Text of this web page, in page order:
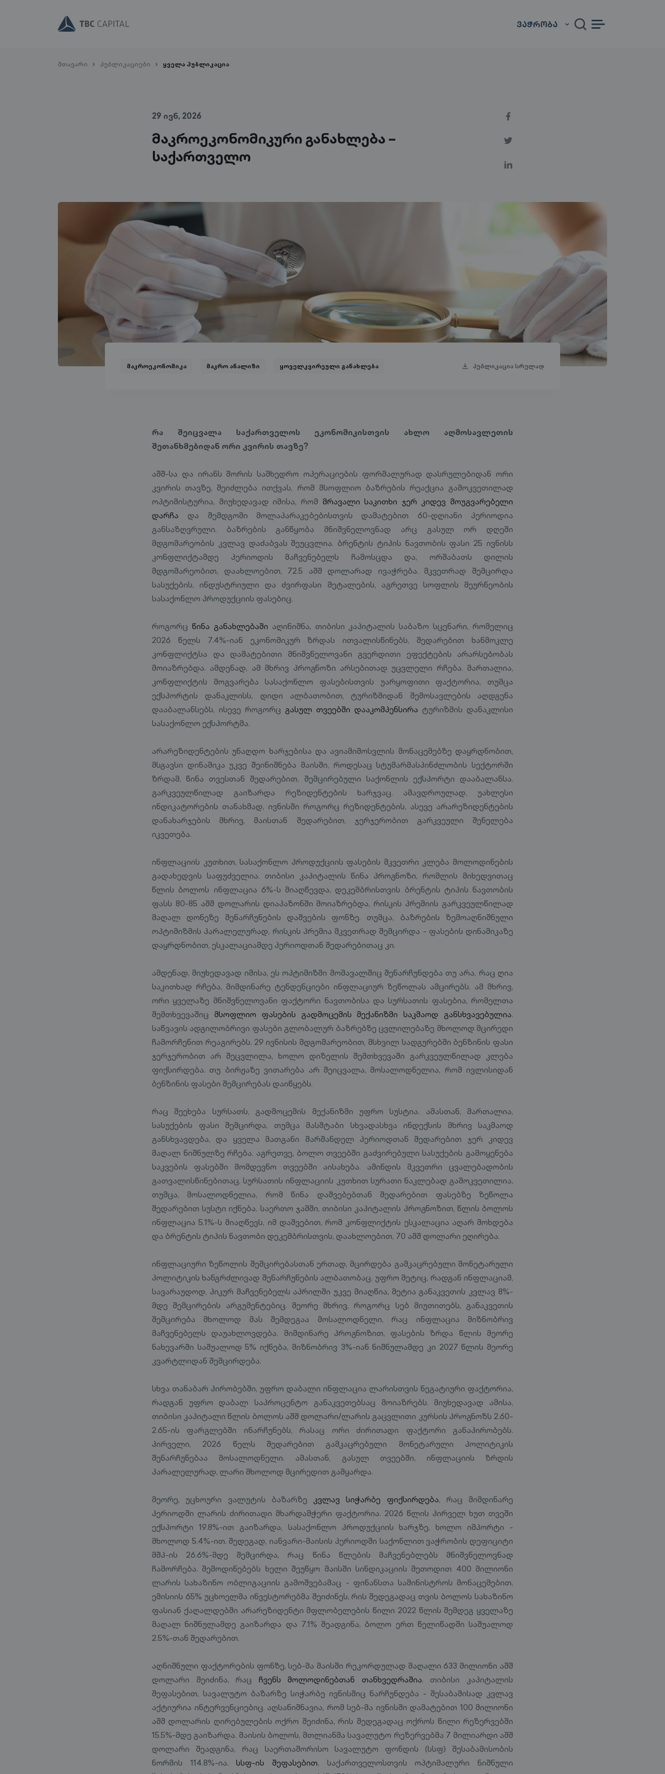
ᲕᲐᲭᲠᲝᲑᲐ
მთავარი პუბლიკაციები ყველა პუბლიკაცია
29 ივნ, 2026
მაკროეკონომიკური განახლება –
საქართველო
მაკროეკონომიკა მაკრო ანალიზი ყოველკვირეული განახლება პუბლიკაცია სრულად
რა შეიცვალა საქართველოს ეკონომიკისთვის ახლო აღმოსავლეთის
შეთანხმებიდან ორი კვირის თავზე?
აშშ-სა და ირანს შორის სამხედრო ოპერაციების ფორმალურად დასრულებიდან ორი
კვირის თავზე, შეიძლება ითქვას, რომ მსოფლიო ბაზრების რეაქცია გამოკვეთილად
ოპტიმისტურია, მიუხედავად იმისა, რომ მრავალი საკითხი ჯერ კიდევ მოუგვარებელი
დარჩა და შემდგომი მოლაპარაკებებისთვის დამატებით 60-დღიანი პერიოდია
განსაზღვრული. ბაზრების განწყობა მნიშვნელოვნად არც გასულ ორ დღეში
მდგომარეობის კვლავ დაძაბვას შეუცვლია. ბრენტის ტიპის ნავთობის ფასი 25 ივნისს
კონფლიქტამდე პერიოდის მაჩვენებელს ჩამოსცდა და, ორშაბათს დილის
მდგომარეობით, დაახლოებით, 72.5 აშშ დოლარად ივაჭრება. მკვეთრად შემცირდა
სასუქების, ინდუსტრიული და ძვირფასი მეტალების, აგრეთვე სოფლის მეურნეობის
სასაქონლო პროდუქციის ფასებიც.
როგორც წინა განახლებაში აღინიშნა, თიბისი კაპიტალის საბაზო სცენარი, რომელიც
2026 წელს 7.4%-იან ეკონომიკურ ზრდას ითვალისწინებს, შედარებით ხანმოკლე
კონფლიქტსა და დამატებითი მნიშვნელოვანი გვერდითი ეფექტების არარსებობას
მოიაზრებდა. ამდენად, ამ მხრივ პროგნოზი არსებითად უცვლელი რჩება. მართალია,
კონფლიქტის მოგვარება სასაქონლო ფასებისთვის უარყოფითი ფაქტორია, თუმცა
ექსპორტის დანაკლისს, დიდი ალბათობით, ტურიზმიდან შემოსავლების აღდგენა
დააბალანსებს, ისევე როგორც გასულ თვეებში დააკომპენსირა ტურიზმის დანაკლისი
სასაქონლო ექსპორტმა.
არარეზიდენტების უნაღდო ხარჯებისა და ავიამიმოსვლის მონაცემებზე დაყრდნობით,
მსგავსი დინამიკა უკვე შეინიშნება მაისში, როდესაც სტუმარმასპინძლობის სექტორში
ზრდამ, წინა თვესთან შედარებით, შემცირებული საქონლის ექსპორტი დააბალანსა.
გარკვეულწილად გაიზარდა რეზიდენტების ხარჯვაც. ამავდროულად, უახლესი
ინდიკატორების თანახმად, ივნისში როგორც რეზიდენტების, ასევე არარეზიდენტების
დანახარჯების მხრივ, მაისთან შედარებით, ჯერჯერობით გარკვეული შენელება
იკვეთება.
ინფლაციის კუთხით, სასაქონლო პროდუქციის ფასების მკვეთრი კლება მოლოდინების
გადახედვის საფუძველია. თიბისი კაპიტალის წინა პროგნოზი, რომლის მიხედვითაც
წლის ბოლოს ინფლაცია 6%-ს მიაღწევდა, დეკემბრისთვის ბრენტის ტიპის ნავთობის
ფასს 80-85 აშშ დოლარის დიაპაზონში მოიაზრებდა, რისკის პრემიის გარკვეულწილად
მაღალ დონეზე შენარჩუნების დაშვების ფონზე. თუმცა, ბაზრების ზემოაღნიშნული
ოპტიმიზმის პარალელურად, რისკის პრემია მკვეთრად შემცირდა - ფასების დინამიკაზე
დაყრდნობით, ესკალაციამდე პერიოდთან შედარებითაც კი.
ამდენად, მიუხედავად იმისა, ეს ოპტიმიზმი მომავალშიც შენარჩუნდება თუ არა, რაც ღია
საკითხად რჩება, მიმდინარე ტენდენციები ინფლაციურ ზეწოლას ამცირებს. ამ მხრივ,
ორი ყველაზე მნიშვნელოვანი ფაქტორი ნავთობისა და სურსათის ფასებია, რომელთა
შემთხვევაშიც მსოფლიო ფასების გადმოცემის მექანიზმი საკმაოდ განსხვავებულია.
საწვავის ადგილობრივი ფასები გლობალურ ბაზრებზე ცვლილებაზე მხოლოდ მცირედი
ჩამორჩენით რეაგირებს. 29 ივნისის მდგომარეობით, მსხვილ სადგურებში ბენზინის ფასი
ჯერჯერობით არ შეცვლილა, ხოლო დიზელის შემთხვევაში გარკვეულწილად კლება
ფიქსირდება. თუ ბირჟაზე ვითარება არ შეიცვალა, მოსალოდნელია, რომ ივლისიდან
ბენზინის ფასები შემცირებას დაიწყებს.
რაც შეეხება სურსათს, გადმოცემის მექანიზმი უფრო სუსტია. ამასთან, მართალია,
სასუქების ფასი შემცირდა, თუმცა მასშტაბი სხვადასხვა ინდექსის მხრივ საკმაოდ
განსხვავდება, და ყველა მათგანი შარშანდელ პერიოდთან შედარებით ჯერ კიდევ
მაღალ ნიშნულზე რჩება. აგრეთვე, ბოლო თვეებში გაძვირებული სასუქების გამოყენება
საკვების ფასებში მომდევნო თვეებში აისახება. ამინდის მკვეთრი ცვალებადობის
გათვალისწინებითაც, სურსათის ინფლაციის კუთხით სურათი ნაკლებად გამოკვეთილია,
თუმცა, მოსალოდნელია, რომ წინა დაშვებებთან შედარებით ფასებზე ზეწოლა
შედარებით სუსტი იქნება. საერთო ჯამში, თიბისი კაპიტალის პროგნოზით, წლის ბოლოს
ინფლაცია 5.1%-ს მიაღწევს, იმ დაშვებით, რომ კონფლიქტის ესკალაცია აღარ მოხდება
და ბრენტის ტიპის ნავთობი დეკემბრისთვის, დაახლოებით, 70 აშშ დოლარი ეღირება.
ინფლაციური ზეწოლის შემცირებასთან ერთად, მცირდება გამკაცრებული მონეტარული
პოლიტიკის ხანგრძლივად შენარჩუნების ალბათობაც. უფრო მეტიც, რადგან ინფლაციამ,
სავარაუდოდ, პიკურ მაჩვენებელს აპრილში უკვე მიაღწია, მეტია განაკვეთის კვლავ 8%-
მდე შემცირების არგუმენტებიც. მეორე მხრივ, როგორც სებ მიუთითებს, განაკვეთის
შემცირება მხოლოდ მას შემდეგაა მოსალოდნელი, რაც ინფლაცია მიზნობრივ
მაჩვენებელს დაუახლოვდება. მიმდინარე პროგნოზით, ფასების ზრდა წლის მეორე
ნახევარში საშუალოდ 5% იქნება, მიზნობრივ 3%-იან ნიშნულამდე კი 2027 წლის მეორე
კვარტლიდან შემცირდება.
სხვა თანაბარ პირობებში, უფრო დაბალი ინფლაცია ლარისთვის ნეგატიური ფაქტორია,
რადგან უფრო დაბალ საპროცენტო განაკვეთებსაც მოიაზრებს. მიუხედავად ამისა,
თიბისი კაპიტალი წლის ბოლოს აშშ დოლარი/ლარის გაცვლითი კურსის პროგნოზს 2.60-
2.65-ის ფარგლებში ინარჩუნებს, რასაც ორი ძირითადი ფაქტორი განაპირობებს.
პირველი, 2026 წელს შედარებით გამკაცრებული მონეტარული პოლიტიკის
შენარჩუნებაა მოსალოდნელი. ამასთან, გასულ თვეებში, ინფლაციის ზრდის
პარალელურად, ლარი მხოლოდ მცირედით გამყარდა.
მეორე, უცხოური ვალუტის ბაზარზე კვლავ სიჭარბე ფიქსირდება, რაც მიმდინარე
პერიოდში ლარის ძირითადი მხარდამჭერი ფაქტორია. 2026 წლის პირველ ხუთ თვეში
ექსპორტი 19.8%-ით გაიზარდა, სასაქონლო პროდუქციის ხარჯზე, ხოლო იმპორტი -
მხოლოდ 5.4%-ით. შედეგად, იანვარი-მაისის პერიოდში საქონლით ვაჭრობის დეფიციტი
მშპ-ის 26.6%-მდე შემცირდა, რაც წინა წლების მაჩვენებლებს მნიშვნელოვნად
ჩამორჩება. შემოდინებებს ხელი შეუწყო მაისში სინდიკაციის მეთოდით 400 მილიონი
ლარის სახაზინო ობლიგაციის გამოშვებამაც - ფინანსთა სამინისტროს მონაცემებით,
ემისიის 65% უცხოელმა ინვესტორებმა შეიძინეს, რის შედეგადაც თვის ბოლოს სახაზინო
ფასიან ქაღალდებში არარეზიდენტი მფლობელების წილი 2022 წლის შემდეგ ყველაზე
მაღალ ნიშნულამდე გაიზარდა და 7.1% შეადგინა, ბოლო ერთ წელიწადში საშუალოდ
2.5%-თან შედარებით.
აღნიშნული ფაქტორების ფონზე, სებ-მა მაისში რეკორდულად მაღალი 633 მილიონი აშშ
დოლარი შეიძინა, რაც ჩვენს მოლოდინებთან თანხვედრაშია. თიბისი კაპიტალის
შეფასებით, სავალუტო ბაზარზე სიჭარბე ივნისშიც ნარჩუნდება - შესაბამისად კვლავ
აქტიურია ინტერვენციებიც. აღსანიშნავია, რომ სებ-მა ივნისში დამატებით 100 მილიონი
აშშ დოლარის ღირებულების ოქრო შეიძინა, რის შედეგადაც ოქროს წილი რეზერვებში
15.5%-მდე გაიზარდა. მაისის ბოლოს, მთლიანმა სავალუტო რეზერვებმა 7 მილიარდი აშშ
დოლარი შეადგინა, რაც საერთაშორისო სავალუტო ფონდის (სსფ) შესაბამისობის
ნორმის 114.8%-ია.სსფ-ის შეფასებით, საქართველოსთვის ოპტიმალური ნიშნული